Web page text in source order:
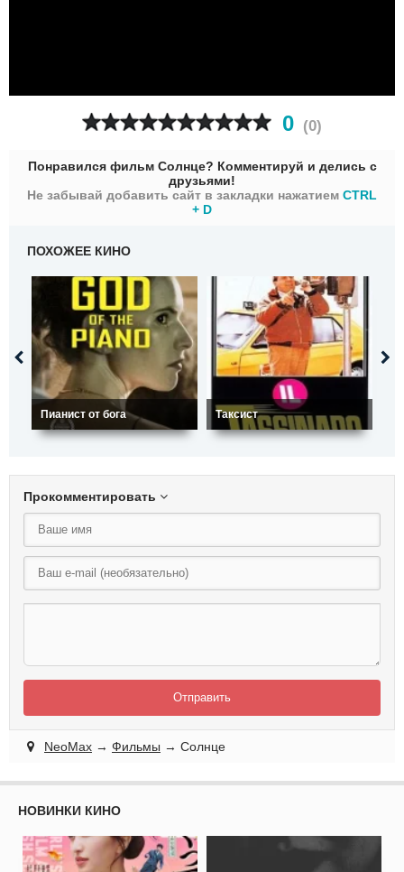
0 (0)
Понравился фильм Солнце? Комментируй и делись с
друзьями!
Не забывай добавить сайт в закладки нажатием CTRL
+ D
ПОХОЖЕЕ КИНО
Пианист от бога Таксист
Прокомментировать
Отправить
NeoMax → Фильмы → Солнце
НОВИНКИ КИНО